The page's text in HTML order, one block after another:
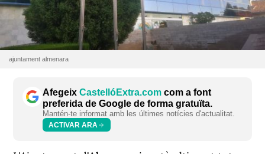
ajuntament almenara
Afegeix CastellóExtra.com com a font
preferida de Google de forma gratuïta.
Mantén-te informat amb les últimes notícies d'actualitat.
ACTIVAR ARA